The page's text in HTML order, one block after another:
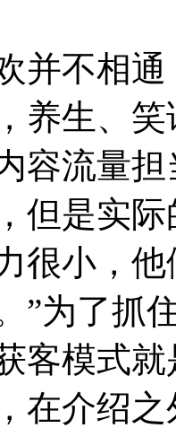
不相通
养生、
容流量
但是实
很小，
”为了抓
客模式
在介绍